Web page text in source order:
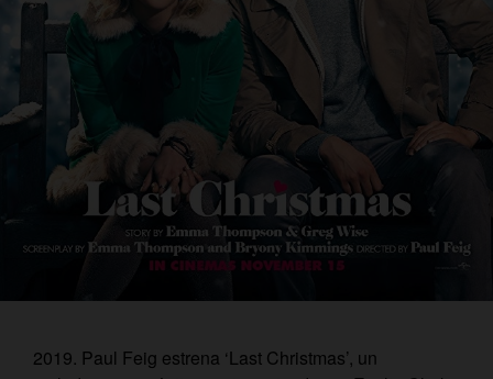
2019. Paul Feig estrena ‘Last Christmas’, un